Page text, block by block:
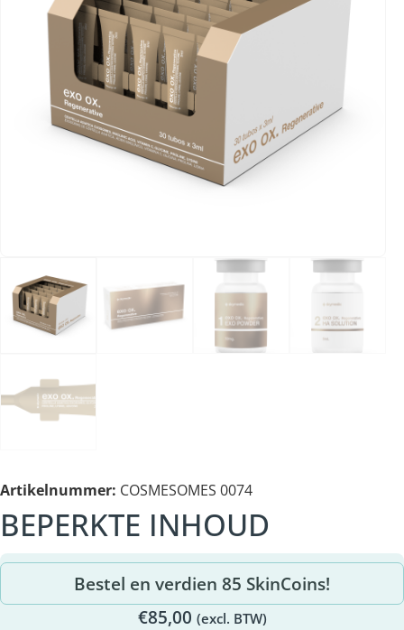
Artikelnummer: COSMESOMES 0074
BEPERKTE INHOUD
Bestel en verdien 85 SkinCoins!
€85,00 (excl. BTW)